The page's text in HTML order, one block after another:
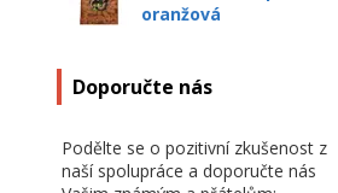
oranžová
Doporučte nás
Podělte se o pozitivní zkušenost z
naší spolupráce a doporučte nás